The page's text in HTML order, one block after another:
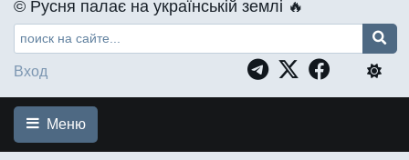
©️ Русня палає на українській землі 🔥
Вход
Меню